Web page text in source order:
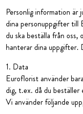
Personlig information är
dina personuppgifter
du ska beställa från
hanterar dina uppgifter.
1. Data
Euroflorist använder
dig, t.ex. då du beställer
Vi använder följande